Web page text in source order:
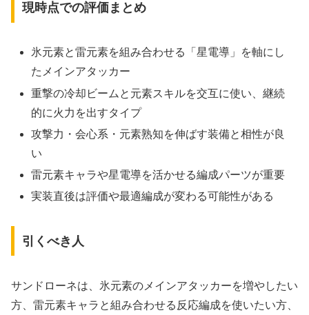
現時点での評価まとめ
氷元素と雷元素を組み合わせる「星電導」を軸にし
たメインアタッカー
重撃の冷却ビームと元素スキルを交互に使い、継続
的に火力を出すタイプ
攻撃力・会心系・元素熟知を伸ばす装備と相性が良
い
雷元素キャラや星電導を活かせる編成パーツが重要
実装直後は評価や最適編成が変わる可能性がある
引くべき人
サンドローネは、氷元素のメインアタッカーを増やしたい
方、雷元素キャラと組み合わせる反応編成を使いたい方、